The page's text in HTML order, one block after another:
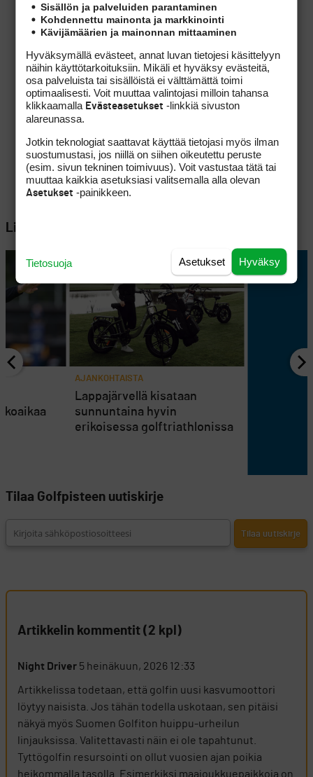
Lisää aiheesta
AJANKOHTAISTA
Lappajärvellä kisataan
sunnuntaina hyvin
erikoisessa golftriathlonissa
Tilaa Golfpisteen uutiskirje
Artikkelin kommentit (2 kpl)
Night Driver 5 heinäkuun, 2026 12:33
Artikkelissa todetaan, että golfin uusi kasvumoottori
löytyy naisista. Jos tähän todella uskotaan, sen pitäisi
näkyä myös Suomen Golfiton huippu-urheilun
linjauksissa. Valitettavasti näin ei ole tapahtunut.
Tyttögolfin resursointi on ollut vuosien ajan poikia
heikommalla tasolla. Esimerkiksi maajoukkuepaikkoja on
Sisällön ja palveluiden parantaminen
Kohdennettu mainonta ja markkinointi
Kävijämäärien ja mainonnan mittaaminen
Hyväksymällä evästeet, annat luvan tietojesi käsittelyyn
näihin käyttötarkoituksiin. Mikäli et hyväksy evästeitä,
osa palveluista tai sisällöistä ei välttämättä toimi
optimaalisesti. Voit muuttaa valintojasi milloin tahansa
klikkaamalla Evästeasetukset -linkkiä sivuston
alareunassa.
Jotkin teknologiat saattavat käyttää tietojasi myös ilman
suostumustasi, jos niillä on siihen oikeutettu peruste
(esim. sivun tekninen toimivuus). Voit vastustaa tätä tai
muuttaa kaikkia asetuksiasi valitsemalla alla olevan
Asetukset -painikkeen.
Hyväksy
Asetukset
Tietosuoja